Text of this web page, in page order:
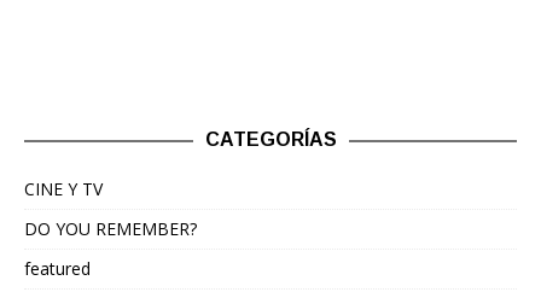
CATEGORÍAS
CINE Y TV
DO YOU REMEMBER?
featured